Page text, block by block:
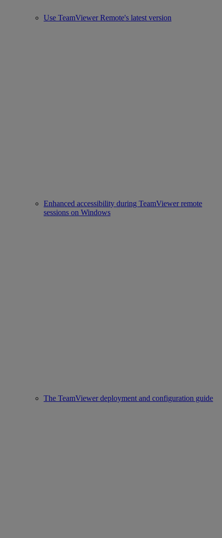
Use TeamViewer Remote's latest version
Enhanced accessibility during TeamViewer remote
sessions on Windows
The TeamViewer deployment and configuration guide